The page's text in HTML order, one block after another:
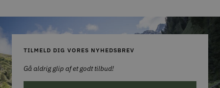
TILMELD DIG VORES NYHEDSBREV
Gå aldrig glip af et godt tilbud!